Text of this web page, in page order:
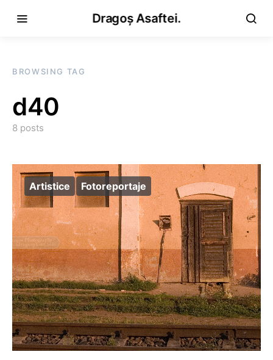
Dragoș Asaftei.
BROWSING TAG
d40
8 posts
Artistice Fotoreportaje